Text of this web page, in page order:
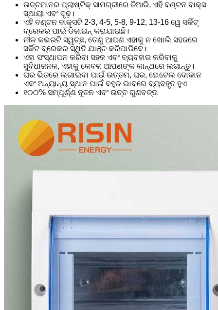
ଉଚ୍ଚମାନର ପ୍ଲାଷ୍ଟିକ୍ ସାମଗ୍ରୀରେ ତିଆରି, ଏହି ବଣ୍ଟନ ବାକ୍ସ
ସ୍ଥାୟୀ ଏବଂ ଦୃଢ଼।
ଏହି ବଣ୍ଟନ ବାକ୍ସଟି 2-3, 4-5, 5-8, 9-12, 13-16 ୱେ ସର୍କିଟ୍
ବ୍ରେକର ପାଇଁ ଡିଜାଇନ୍ କରାଯାଇଛି।
ନୀଳ କଭରଟି ସ୍ୱଚ୍ଛ, ତେଣୁ ଆପଣ ଏହାକୁ ନ ଖୋଲି ସହଜରେ
ସର୍କିଟ ବ୍ରେକର ସ୍ଥିତି ଯାଞ୍ଚ କରିପାରିବେ।
ଏହା ସଂସ୍ଥାପନ କରିବା ସହଜ ଏବଂ ବ୍ୟବହାର କରିବାକୁ
ସୁବିଧାଜନକ, ଏହାକୁ କେବଳ ଆପଣଙ୍କ କାନ୍ଥରେ ଲଗାନ୍ତୁ।
ଘର ଭିତରେ ଲଗାଇବା ପାଇଁ ଉତ୍ତମ, ଘର, ହୋଟେଲ ଦୋକାନ
ଏବଂ ଅନ୍ୟାନ୍ୟ ସ୍ଥାନ ପାଇଁ ବହୁଳ ଭାବରେ ବ୍ୟବହୃତ ହୁଏ
୧୦୦% ସମ୍ପୂର୍ଣ୍ଣ ନୂତନ ଏବଂ ଉଚ୍ଚ ଗୁଣବତ୍ତା